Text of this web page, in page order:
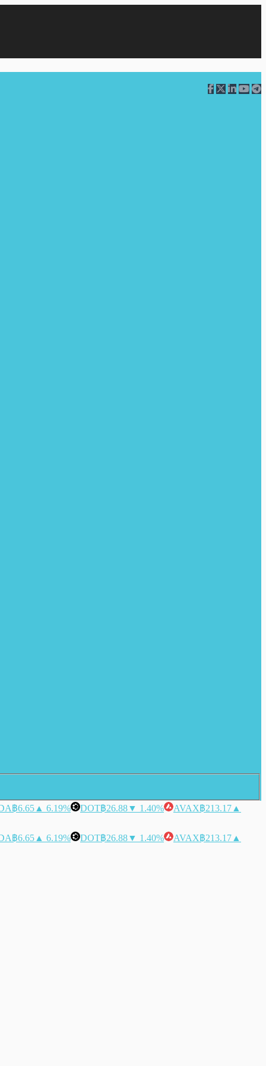
฿6.65 ▲ 6.19% DOT฿26.88▼ 1.40% AVAX฿213.17 ▲
฿6.65 ▲ 6.19% DOT฿26.88▼ 1.40% AVAX฿213.17 ▲